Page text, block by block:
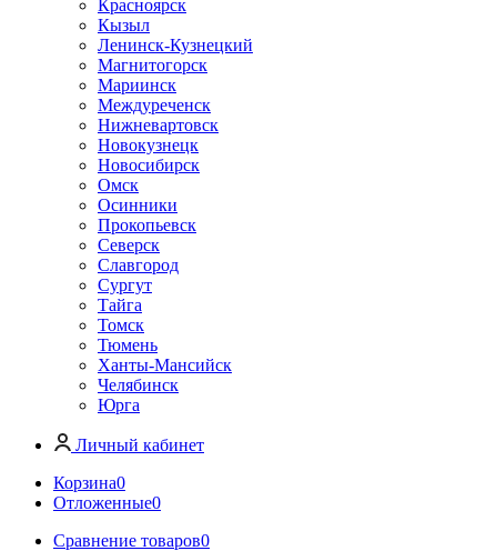
Красноярск
Кызыл
Ленинск-Кузнецкий
Магнитогорск
Мариинск
Междуреченск
Нижневартовск
Новокузнецк
Новосибирск
Омск
Осинники
Прокопьевск
Северск
Славгород
Сургут
Тайга
Томск
Тюмень
Ханты-Мансийск
Челябинск
Юрга
Личный кабинет
Корзина0
Отложенные0
Сравнение товаров0